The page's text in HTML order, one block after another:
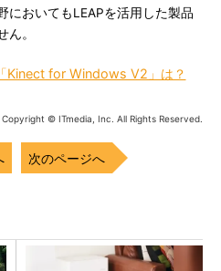
においてもLEAPを活用した製品
ん。
Kinect for Windows V2」は？
Copyright © ITmedia, Inc. All Rights Reserved.
次のページへ